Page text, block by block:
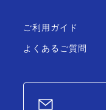
ご利用ガイド
よくあるご質問